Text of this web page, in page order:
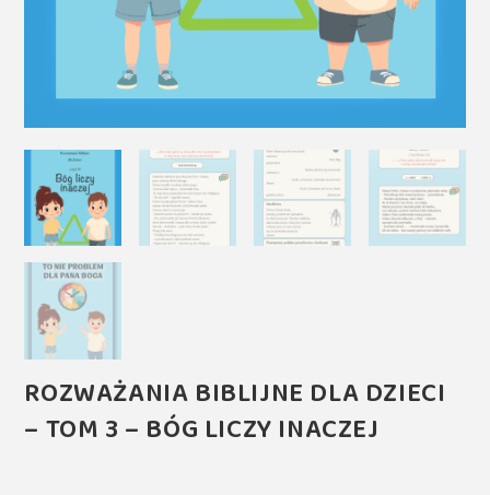
ROZWAŻANIA BIBLIJNE DLA DZIECI
– TOM 3 – BÓG LICZY INACZEJ